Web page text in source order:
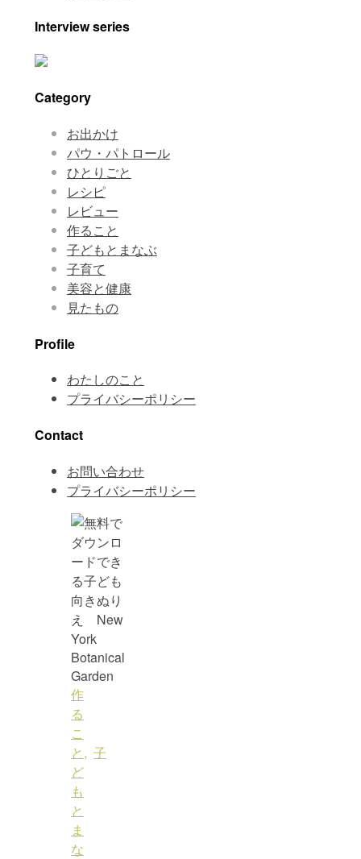
Interview series
Category
お出かけ
パウ・パトロール
ひとりごと
レシピ
レビュー
作ること
子どもとまなぶ
子育て
美容と健康
見たもの
Profile
わたしのこと
プライバシーポリシー
Contact
お問い合わせ
プライバシーポリシー
作
る
こ
と, 子
ど
も
と
ま
な